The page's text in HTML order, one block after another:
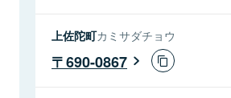
上佐陀町カミサダチョウ
690-0867